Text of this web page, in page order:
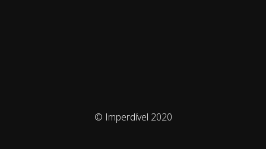
© Imperdível 2020